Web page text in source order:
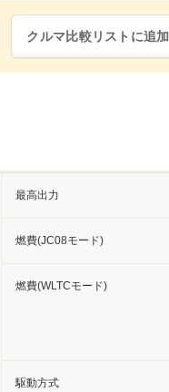
クルマ比較リストに追加
最高出力
燃費(JC08モード)
燃費(WLTCモード)
駆動方式